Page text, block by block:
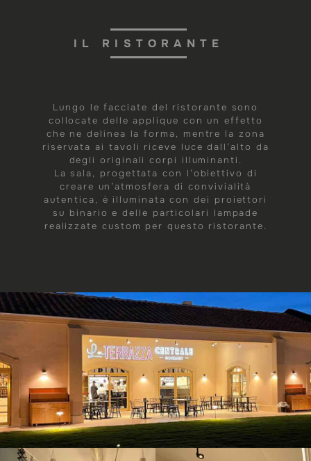
IL RISTORANTE
Lungo le facciate del ristorante sono
collocate delle applique con un effetto
che ne delinea la forma, mentre la zona
riservata ai tavoli riceve luce dall’alto da
degli originali corpi illuminanti.
La sala, progettata con l’obiettivo di
creare un’atmosfera di convivialità
autentica, è illuminata con dei proiettori
su binario e delle particolari lampade
realizzate custom per questo ristorante.